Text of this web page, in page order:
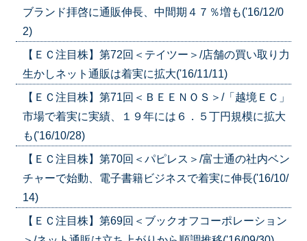
ブランド拝啓に通販伸長、中間期４７％増も('16/12/0
2)
【ＥＣ注目株】第72回＜テイツー＞/店舗の買い取り力
生かしネット通販は着実に拡大('16/11/11)
【ＥＣ注目株】第71回＜ＢＥＥＮＯＳ＞/「越境ＥＣ」
市場で着実に実績、１９年には６．５丁円規模に拡大
も('16/10/28)
【ＥＣ注目株】第70回＜パピレス＞/富士通の社内ベン
チャーで始動、電子書籍ビジネスで着実に伸長('16/10/
14)
【ＥＣ注目株】第69回＜ブックオフコーポレーション